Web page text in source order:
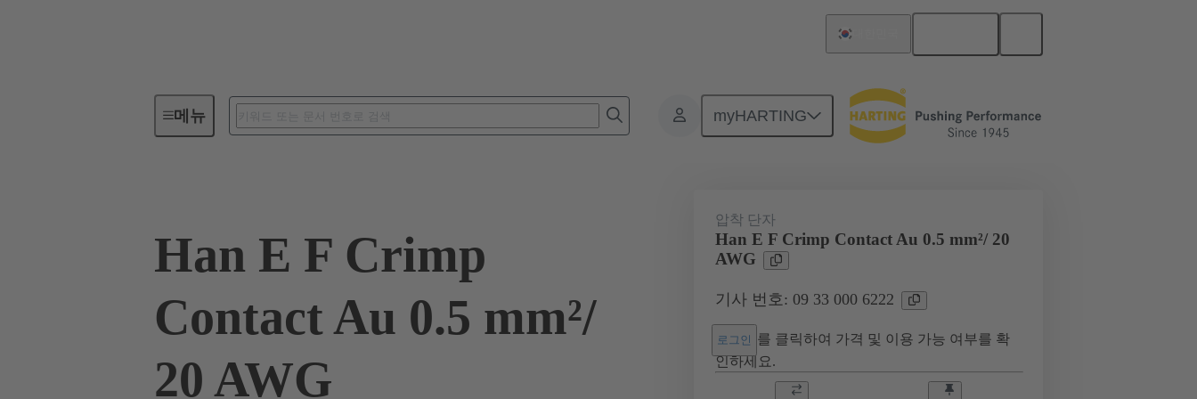
메뉴 myHARTING
09 33 000 6222
Han E F Crimp
Contact Au 0.5 mm²/
20 AWG
압착 단자
Han E F Crimp Contact Au 0.5 mm²/ 20
AWG
기사 번호: 09 33 000 6222
로그인 를 클릭하여 가격 및 이용 가능 여부를 확
인하세요.